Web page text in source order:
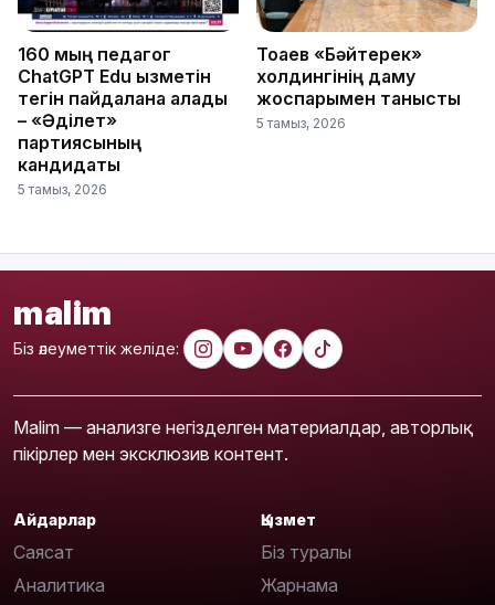
160 мың педагог
ChatGPT Edu қызметін
тегін пайдалана алады
– «Әділет»
партиясының
кандидаты
5 тамыз, 2026
Тоқаев «Бәйтерек»
холдингінің даму
жоспарымен танысты
5 тамыз, 2026
malim
Біз әлеуметтік желіде:
Malim — анализге негізделген материалдар, авторлық
пікірлер мен эксклюзив контент.
Айдарлар
Саясат
Аналитика
Қызмет
Біз туралы
Жарнама